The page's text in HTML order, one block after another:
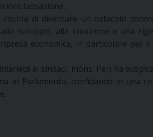
tassazione.
rischia di diventare un ostacolo
sviluppo, alla creazione e alla
economica, in particolare per il
ai sindaci, mons. Peri ha
in Parlamento, confidando in una